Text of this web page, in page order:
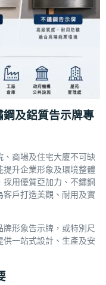
及鋁質告示牌專
、商場及住宅大廈不可缺
升企業形象及環境整體
用優質亞加力、不鏽鋼
客戶打造美觀、耐用及實
形象告示牌，或特別尺
一站式設計、生產及安